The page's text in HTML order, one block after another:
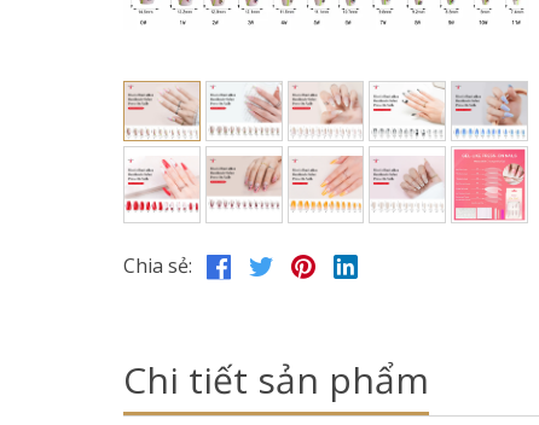
Chia sẻ:
Chi tiết sản phẩm